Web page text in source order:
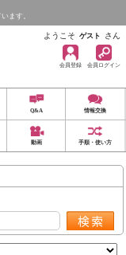
ます。
ようこそ ゲスト さん
会員登録 会員ログイン
Q&A 情報交換
動画 手順・使い方